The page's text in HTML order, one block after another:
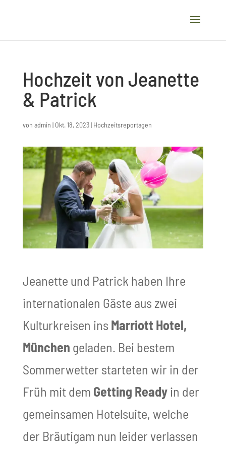
Hochzeit von Jeanette
& Patrick
von admin | Okt. 18, 2023| Hochzeitsreportagen
Jeanette und Patrick haben Ihre
internationalen Gäste aus zwei
Kulturkreisen ins Marriott Hotel,
München geladen. Bei bestem
Sommerwetter starteten wir in der
Früh mit dem Getting Readyin der
gemeinsamen Hotelsuite, welche
der Bräutigam nun leider verlassen